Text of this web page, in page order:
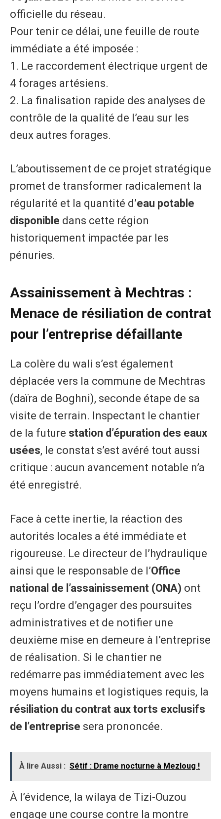
officielle du réseau.
Pour tenir ce délai, une feuille de route
immédiate a été imposée :
1. Le raccordement électrique urgent de
4 forages artésiens.
2. La finalisation rapide des analyses de
contrôle de la qualité de l’eau sur les
deux autres forages.
L’aboutissement de ce projet stratégique
promet de transformer radicalement la
régularité et la quantité d’eau potable
disponible dans cette région
historiquement impactée par les
pénuries.
Assainissement à Mechtras :
Menace de résiliation de contrat
pour l’entreprise défaillante
La colère du wali s’est également
déplacée vers la commune de Mechtras
(daïra de Boghni), seconde étape de sa
visite de terrain. Inspectant le chantier
de la future station d’épuration des eaux
usées, le constat s’est avéré tout aussi
critique : aucun avancement notable n’a
été enregistré.
Face à cette inertie, la réaction des
autorités locales a été immédiate et
rigoureuse. Le directeur de l’hydraulique
ainsi que le responsable de l’Office
national de l’assainissement (ONA) ont
reçu l’ordre d’engager des poursuites
administratives et de notifier une
deuxième mise en demeure à l’entreprise
de réalisation. Si le chantier ne
redémarre pas immédiatement avec les
moyens humains et logistiques requis, la
résiliation du contrat aux torts exclusifs
de l’entreprise sera prononcée.
À lire Aussi : Sétif : Drame nocturne à Mezloug !
À l’évidence, la wilaya de Tizi-Ouzou
engage une course contre la montre